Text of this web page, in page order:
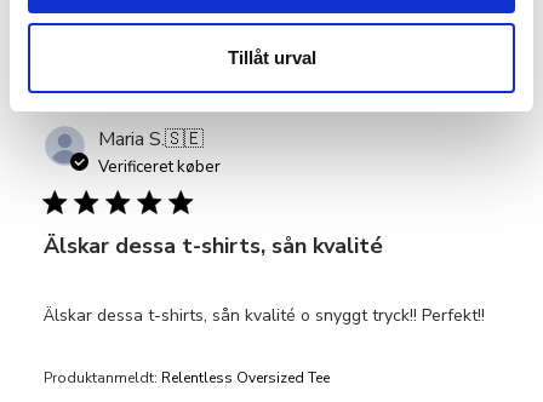
Tillåt urval
Maria S.🇸🇪
Verificeret køber
Älskar dessa t-shirts, sån kvalité
Älskar dessa t-shirts, sån kvalité o snyggt tryck!! Perfekt!!
Produktanmeldt: Relentless Oversized Tee